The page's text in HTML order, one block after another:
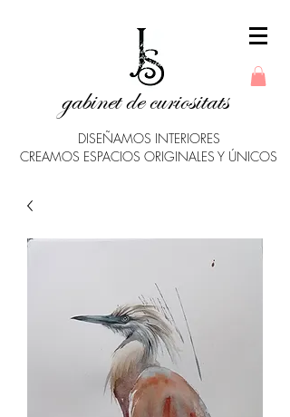
gabinet de curiositats
DISEÑAMOS INTERIORES
CREAMOS ESPACIOS ORIGINALES Y ÚNICOS